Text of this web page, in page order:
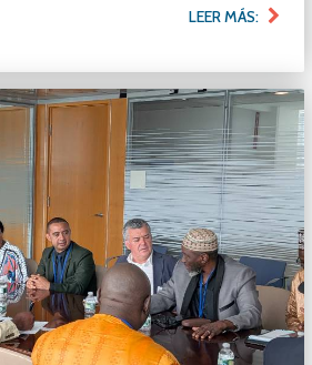
LEER MÁS: